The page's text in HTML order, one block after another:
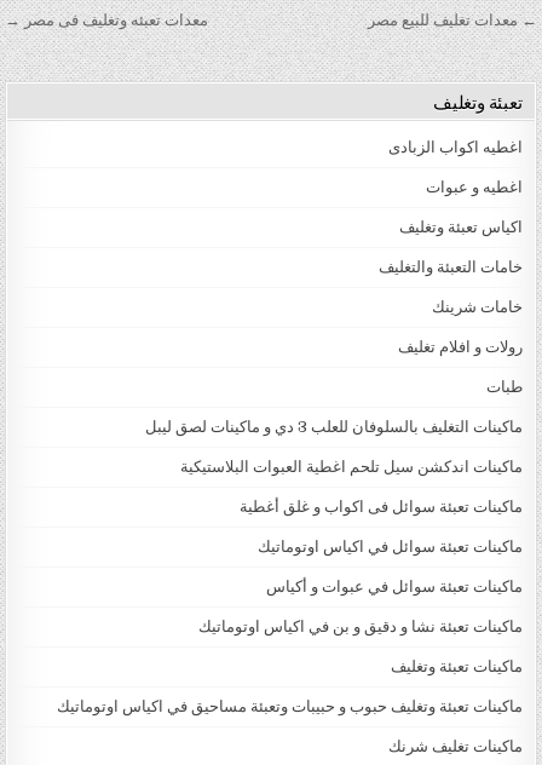
تصفّح المقالات معدات تعبئه وتغليف فى مصر → ← معدات تغليف للبيع مصر
تعبئة وتغليف
اغطيه اكواب الزبادى
اغطيه و عبوات
اكياس تعبئة وتغليف
خامات التعبئة والتغليف
خامات شرينك
رولات و افلام تغليف
طبات
ماكينات التغليف بالسلوفان للعلب 3 دي و ماكينات لصق ليبل
ماكينات اندكشن سيل تلحم اغطية العبوات البلاستيكية
ماكينات تعبئة سوائل فى اكواب و غلق أغطية
ماكينات تعبئة سوائل في اكياس اوتوماتيك
ماكينات تعبئة سوائل في عبوات و أكياس
ماكينات تعبئة نشا و دقيق و بن في اكياس اوتوماتيك
ماكينات تعبئة وتغليف
ماكينات تعبئة وتغليف حبوب و حبيبات وتعبئة مساحيق في اكياس اوتوماتيك
ماكينات تغليف شرنك